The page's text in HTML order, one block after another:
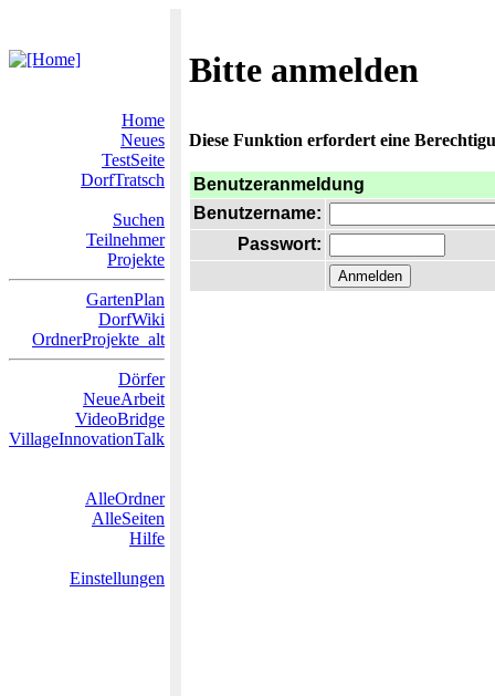
Bitte anmelden
Home
Neues
TestSeite
DorfTratsch
Suchen
Teilnehmer
Projekte
GartenPlan
DorfWiki
OrdnerProjekte_alt
Dörfer
NeueArbeit
VideoBridge
VillageInnovationTalk
AlleOrdner
AlleSeiten
Hilfe
Einstellungen
Diese Funktion erfordert eine
Benutzeranmeldung
Benutzername:
Passwort: